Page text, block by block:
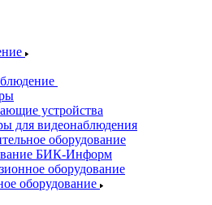
устройства
для видеонаблюдения
оборудование
БИК-Информ
оборудование
оборудование